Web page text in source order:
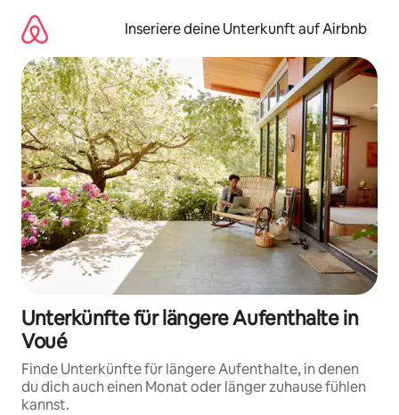
Inhalten
springen
Inseriere deine Unterkunft auf Airbnb
Unterkünfte für längere Aufenthalte in
Voué
Finde Unterkünfte für längere Aufenthalte, in denen
du dich auch einen Monat oder länger zuhause fühlen
kannst.